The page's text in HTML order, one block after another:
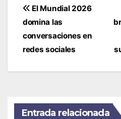
Navegación
de
entradas
El Mundial 2026
domina las
conversaciones en
redes sociales
Entrada relacionada